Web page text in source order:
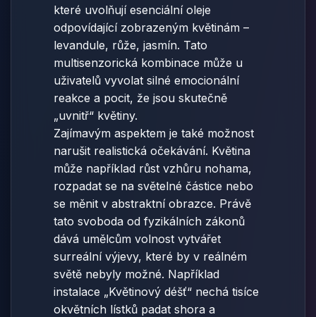
které uvolňují esenciální oleje
odpovídající zobrazeným květinám –
levandule, růže, jasmín. Tato
multisenzorická kombinace může u
uživatelů vyvolat silné emocionální
reakce a pocit, že jsou skutečně
„uvnitř“ květiny.
Zajímavým aspektem je také možnost
narušit realistická očekávání. Květina
může například růst vzhůru nohama,
rozpadat se na světelné částice nebo
se měnit v abstraktní obrazce. Právě
tato svoboda od fyzikálních zákonů
dává umělcům volnost vytvářet
surreální výjevy, které by v reálném
světě nebyly možné. Například
instalace „Květinový déšť“ nechá tisíce
okvětních lístků padat shora a